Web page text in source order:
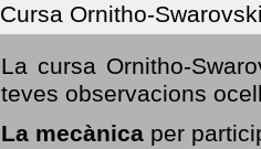
Cursa Ornitho-
La cursa Ornitho-
teves observacions
La mecànica per